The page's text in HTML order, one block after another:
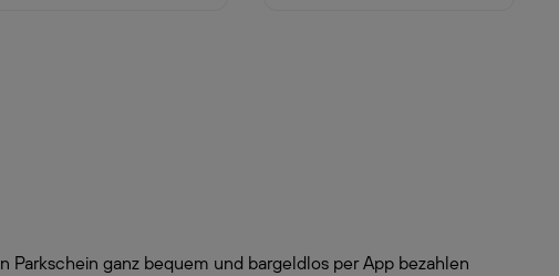
ganz bequem und bargeldlos per App bezahlen